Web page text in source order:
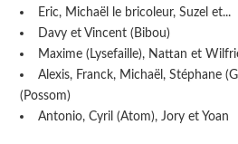
Eric, Michaël le bricoleur, Suzel et...
Davy et Vincent (Bibou)
Maxime (Lysefaille), Nattan et
Alexis, Franck, Michaël, Stéphane
(Possom)
Antonio, Cyril (Atom), Jory et Yoan